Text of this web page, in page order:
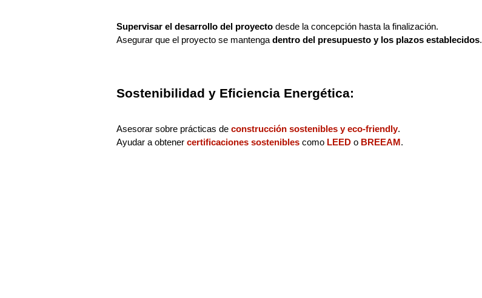
Supervisar el desarrollo del proyecto desde la concepción hasta la finalización.
Asegurar que el proyecto se mantenga dentro del presupuesto y los plazos establecidos.
Sostenibilidad y Eficiencia Energética:
Asesorar sobre prácticas de construcción sostenibles y eco-friendly.
Ayudar a obtener certificaciones sostenibles como LEED o BREEAM.